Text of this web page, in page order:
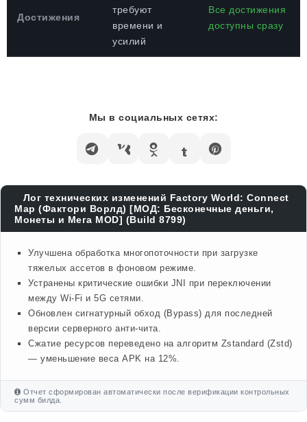
Достижения
требуют
времени и
усилий
Все достижения
доступны сразу
Мы в социальных сетях:
Лог технических изменений Factory World: Connect
Map (Фактори Ворлд) [МОД: Бесконечные деньги,
Монеты и Мега MOD] (Build 8799)
Улучшена обработка многопоточности при загрузке
тяжелых ассетов в фоновом режиме.
Устранены критические ошибки JNI при переключении
между Wi-Fi и 5G сетями.
Обновлен сигнатурный обход (Bypass) для последней
версии серверного анти-чита.
Сжатие ресурсов переведено на алгоритм Zstandard (Zstd)
— уменьшение веса APK на 12%.
Отчет сформирован автоматически после верификации контрольных
сумм билда.